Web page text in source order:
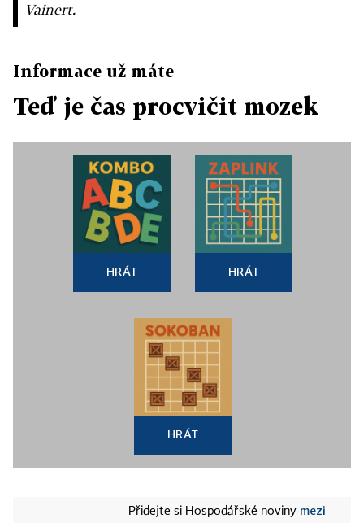
Vainert.
Informace už máte
Teď je čas procvičit mozek
HRÁT HRÁT
HRÁT
Přidejte si Hospodářské noviny mezi